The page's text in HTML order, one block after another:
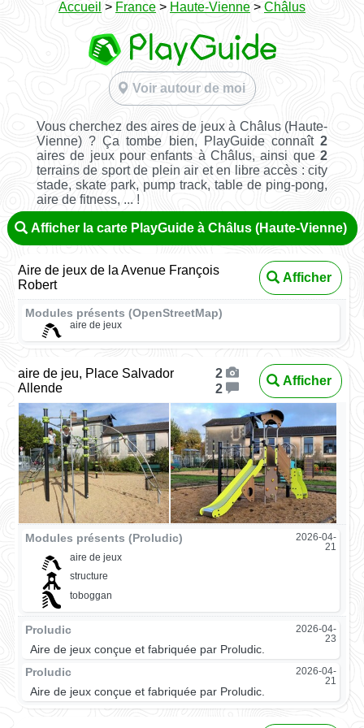
Accueil > France > Haute-Vienne > Châlus
Voir autour de moi
Vous cherchez des aires de jeux à Châlus (Haute-
Vienne) ? Ça tombe bien, PlayGuide connaît2
aires de jeux pour enfants à Châlus, ainsi que2
terrains de sport de plein air et en libre accès : city
stade, skate park, pump track, table de ping-pong,
aire de fitness, ... !
Afficher la carte PlayGuide à Châlus (Haute-Vienne)
Aire de jeux de la Avenue François
Robert
Afficher
Modules présents (OpenStreetMap)
aire de jeux
aire de jeu, Place Salvador
Allende
2
2
Afficher
Modules présents (Proludic)
2026-04-
21
aire de jeux
structure
toboggan
Proludic
2026-04-
23
Aire de jeux conçue et fabriquée par Proludic.
Proludic
2026-04-
21
Aire de jeux conçue et fabriquée par Proludic.